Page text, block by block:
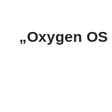
„Oxygen